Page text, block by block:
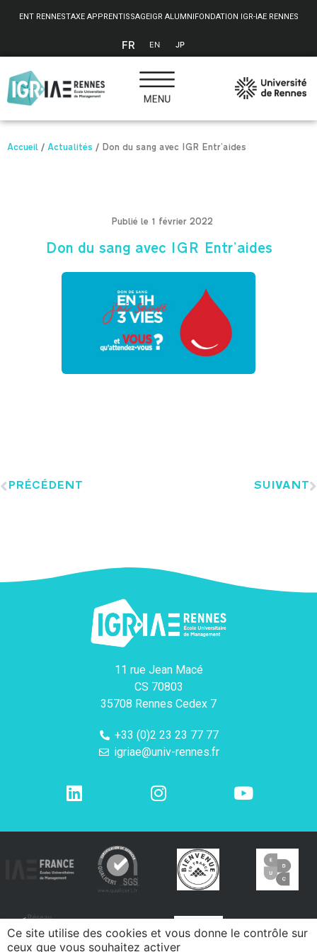
ENT RENNESTAXE APPRENTISSAGEIGR ALUMNIFONDATION IGR-IAE RENNES
FR EN JP
Accueil / Actualités / Don du sang avec IGR Entr’aides
Publié le 1 février 2022
Don du sang avec IGR Entr’aides
PRÉCÉDENT SUIVANT
11 rue Jean Macé
CS 70803
35708 Rennes Cedex 7
+33 (0)2 23 23 77 77
igriae@univ-rennes.fr
Ce site utilise des cookies et vous donne le contrôle sur
ceux que vous souhaitez activer